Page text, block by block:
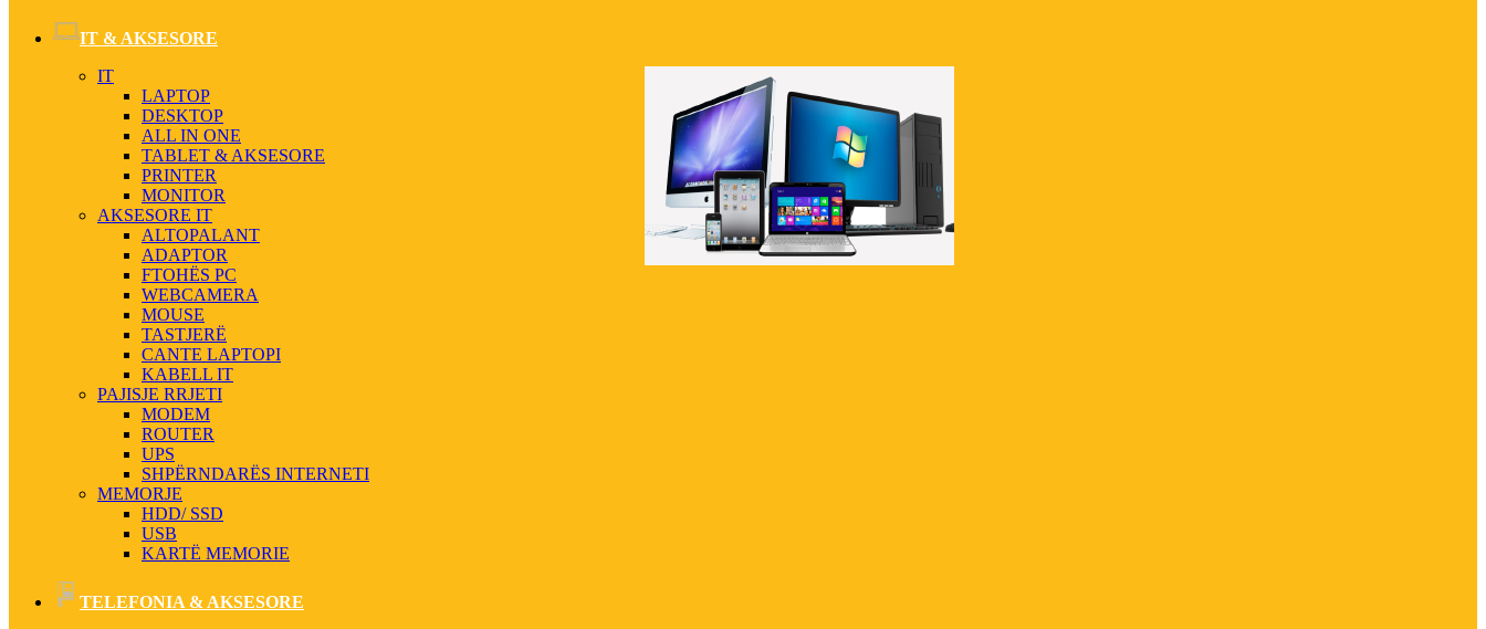
IT & AKSESORE
IT
LAPTOP
DESKTOP
ALL IN ONE
TABLET & AKSESORE
PRINTER
MONITOR
AKSESORE IT
ALTOPALANT
ADAPTOR
FTOHËS PC
WEBCAMERA
MOUSE
TASTJERË
CANTE LAPTOPI
KABELL IT
PAJISJE RRJETI
MODEM
ROUTER
UPS
SHPËRNDARËS INTERNETI
MEMORJE
HDD/ SSD
USB
KARTË MEMORIE
TELEFONIA & AKSESORE